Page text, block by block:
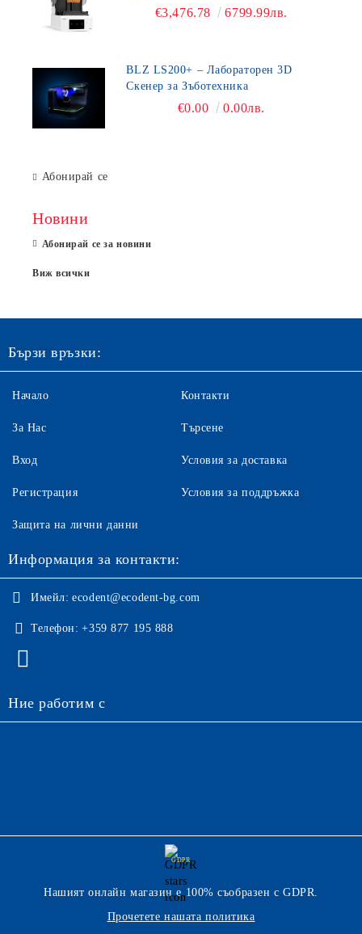
€3,476.78 6799.99лв.
BLZ LS200+ – Лабораторен 3D
Скенер за Зъботехника
€0.00 0.00лв.
Абонирай се
Новини
Абонирай се за новини
Виж всички
Бързи връзки:
Начало
За Нас
Вход
Регистрация
Контакти
Търсене
Условия за доставка
Условия за поддръжка
Защита на лични данни
Информация за контакти:
Имейл: ecodent@ecodent-bg.com
Телефон: +359 877 195 888
Ние работим с
GDPR
Нашият онлайн магазин е 100% съобразен с GDPR.
Прочетете нашата политика